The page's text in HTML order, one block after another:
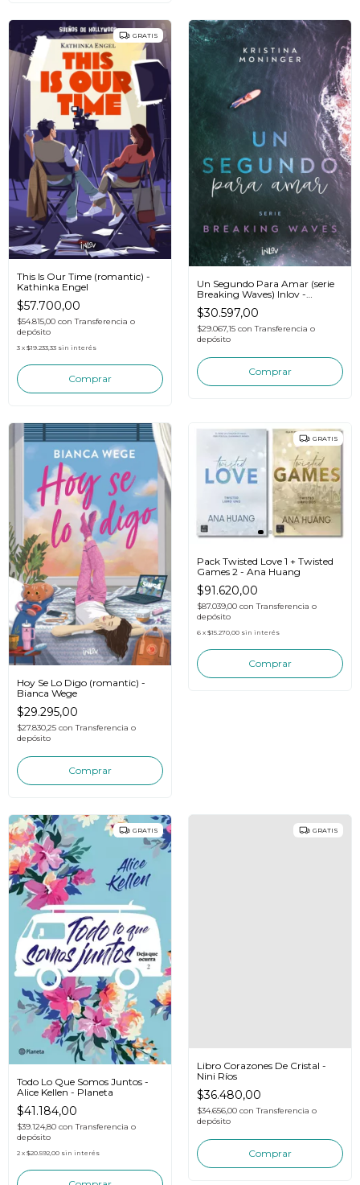
GRATIS
This Is Our Time (romantic) -
Kathinka Engel
$57.700,00
$54.815,00 con Transferencia o
depósito
3 x $19.233,33 sin interés
Un Segundo Para Amar (serie
Breaking Waves) Inlov -
Moninger
$30.597,00
$29.067,15 con Transferencia o
depósito
Hoy Se Lo Digo (romantic) -
Bianca Wege
$29.295,00
$27.830,25 con Transferencia o
depósito
GRATIS
Pack Twisted Love 1 + Twisted
Games 2 - Ana Huang
$91.620,00
$87.039,00 con Transferencia o
depósito
6 x $15.270,00 sin interés
GRATIS
Todo Lo Que Somos Juntos -
Alice Kellen - Planeta
$41.184,00
$39.124,80 con Transferencia o
depósito
2 x $20.592,00 sin interés
GRATIS
Libro Corazones De Cristal -
Nini Ríos
$36.480,00
$34.656,00 con Transferencia o
depósito